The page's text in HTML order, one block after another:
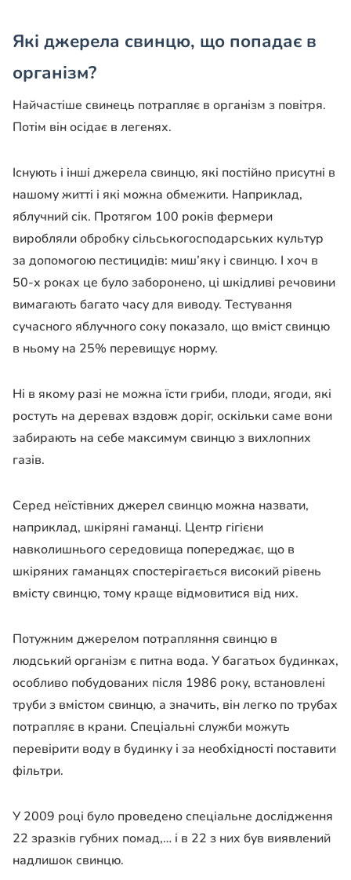
Які джерела свинцю, що попадає в
організм?
Найчастіше свинець потрапляє в організм з повітря.
Потім він осідає в легенях.
Існують і інші джерела свинцю, які постійно присутні в
нашому житті і які можна обмежити. Наприклад,
яблучний сік. Протягом 100 років фермери
виробляли обробку сільськогосподарських культур
за допомогою пестицидів: миш’яку і свинцю. І хоч в
50-х роках це було заборонено, ці шкідливі речовини
вимагають багато часу для виводу. Тестування
сучасного яблучного соку показало, що вміст свинцю
в ньому на 25% перевищує норму.
Ні в якому разі не можна їсти гриби, плоди, ягоди, які
ростуть на деревах вздовж доріг, оскільки саме вони
забирають на себе максимум свинцю з вихлопних
газів.
Серед неїстівних джерел свинцю можна назвати,
наприклад, шкіряні гаманці. Центр гігієни
навколишнього середовища попереджає, що в
шкіряних гаманцях спостерігається високий рівень
вмісту свинцю, тому краще відмовитися від них.
Потужним джерелом потрапляння свинцю в
людський організм є питна вода. У багатьох будинках,
особливо побудованих після 1986 року, встановлені
труби з вмістом свинцю, а значить, він легко по трубах
потрапляє в крани. Спеціальні служби можуть
перевірити воду в будинку і за необхідності поставити
фільтри.
У 2009 році було проведено спеціальне дослідження
22 зразків губних помад,… і в 22 з них був виявлений
надлишок свинцю.